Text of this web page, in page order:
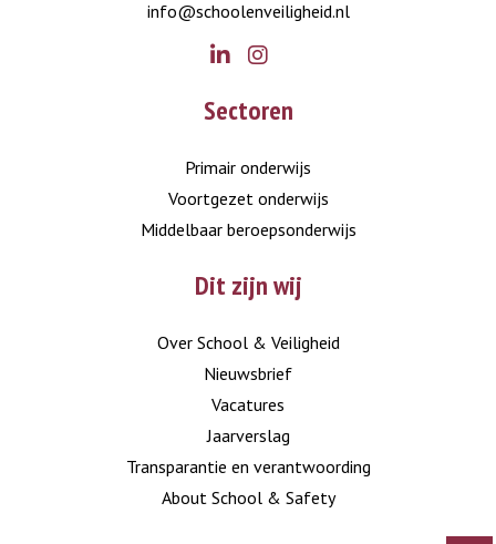
info@schoolenveiligheid.nl
Sectoren
Primair onderwijs
Voortgezet onderwijs
Middelbaar beroepsonderwijs
Dit zijn wij
Over School & Veiligheid
Nieuwsbrief
Vacatures
Jaarverslag
Transparantie en verantwoording
About School & Safety